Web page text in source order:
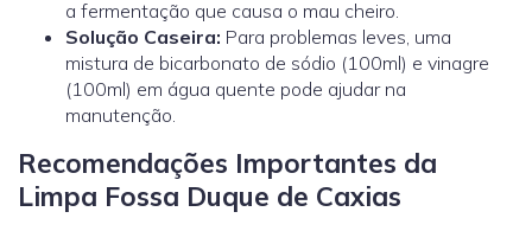
a fermentação que causa o mau cheiro.
Solução Caseira: Para problemas leves, uma
mistura de bicarbonato de sódio (100ml) e vinagre
(100ml) em água quente pode ajudar na
manutenção.
Recomendações Importantes da
Limpa Fossa Duque de Caxias